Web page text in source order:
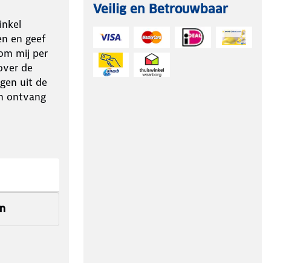
en geef
mij per
de
uit de
ontvang
Veilig en Betrouwbaar